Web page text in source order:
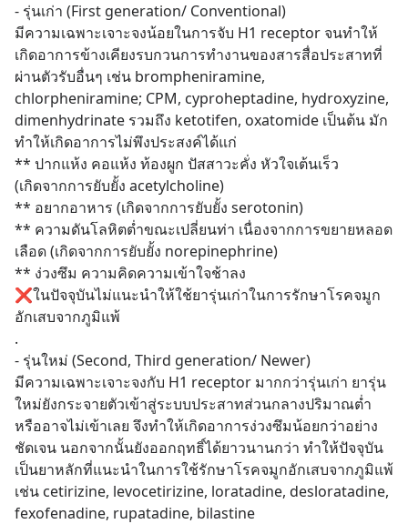
- รุ่นเก่า (First generation/ Conventional)
มีความเฉพาะเจาะจงน้อยในการจับ H1 receptor จนทำให้
เกิดอาการข้างเคียงรบกวนการทำงานของสารสื่อประสาทที่
ผ่านตัวรับอื่นๆ เช่น brompheniramine,
chlorpheniramine; CPM, cyproheptadine, hydroxyzine,
dimenhydrinate รวมถึง ketotifen, oxatomide เป็นต้น มัก
ทำให้เกิดอาการไม่พึงประสงค์ได้แก่
** ปากแห้ง คอแห้ง ท้องผูก ปัสสาวะคั่ง หัวใจเต้นเร็ว
(เกิดจากการยับยั้ง acetylcholine)
** อยากอาหาร (เกิดจากการยับยั้ง serotonin)
** ความดันโลหิตต่ำขณะเปลี่ยนท่า เนื่องจากการขยายหลอด
เลือด (เกิดจากการยับยั้ง norepinephrine)
** ง่วงซึม ความคิดความเข้าใจช้าลง
❌ในปัจจุบันไม่แนะนำให้ใช้ยารุ่นเก่าในการรักษาโรคจมูก
อักเสบจากภูมิแพ้
.
- รุ่นใหม่ (Second, Third generation/ Newer)
มีความเฉพาะเจาะจงกับ H1 receptor มากกว่ารุ่นเก่า ยารุ่น
ใหม่ยังกระจายตัวเข้าสู่ระบบประสาทส่วนกลางปริมาณต่ำ
หรืออาจไม่เข้าเลย จึงทำให้เกิดอาการง่วงซึมน้อยกว่าอย่าง
ชัดเจน นอกจากนั้นยังออกฤทธิ์ได้ยาวนานกว่า ทำให้ปัจจุบัน
เป็นยาหลักที่แนะนำในการใช้รักษาโรคจมูกอักเสบจากภูมิแพ้
เช่น cetirizine, levocetirizine, loratadine, desloratadine,
fexofenadine, rupatadine, bilastine